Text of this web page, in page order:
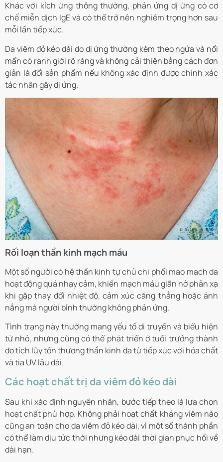
Khác với kích ứng thông thường, phản ứng dị ứng có cơ
chế miễn dịch IgE và có thể trở nên nghiêm trọng hơn sau
mỗi lần tiếp xúc.
Da viêm đỏ kéo dài do dị ứng thường kèm theo ngứa và nổi
mẩn có ranh giới rõ ràng và không cải thiện bằng cách đơn
giản là đổi sản phẩm nếu không xác định được chính xác
tác nhân gây dị ứng.
Rối loạn thần kinh mạch máu
Một số người có hệ thần kinh tự chủ chi phối mao mạch da
hoạt động quá nhạy cảm, khiến mạch máu giãn nở phản xạ
khi gặp thay đổi nhiệt độ, cảm xúc căng thẳng hoặc ánh
nắng mà người bình thường không phản ứng.
Tình trạng này thường mang yếu tố di truyền và biểu hiện
từ nhỏ, nhưng cũng có thể phát triển ở tuổi trưởng thành
do tích lũy tổn thương thần kinh da từ tiếp xúc với hóa chất
và tia UV lâu dài.
Các hoạt chất trị da viêm đỏ kéo dài
Sau khi xác định nguyên nhân, bước tiếp theo là lựa chọn
hoạt chất phù hợp. Không phải hoạt chất kháng viêm nào
cũng an toàn cho da viêm đỏ kéo dài, vì một số thành phần
có thể làm dịu tức thời nhưng kéo dài thời gian phục hồi về
dài hạn.